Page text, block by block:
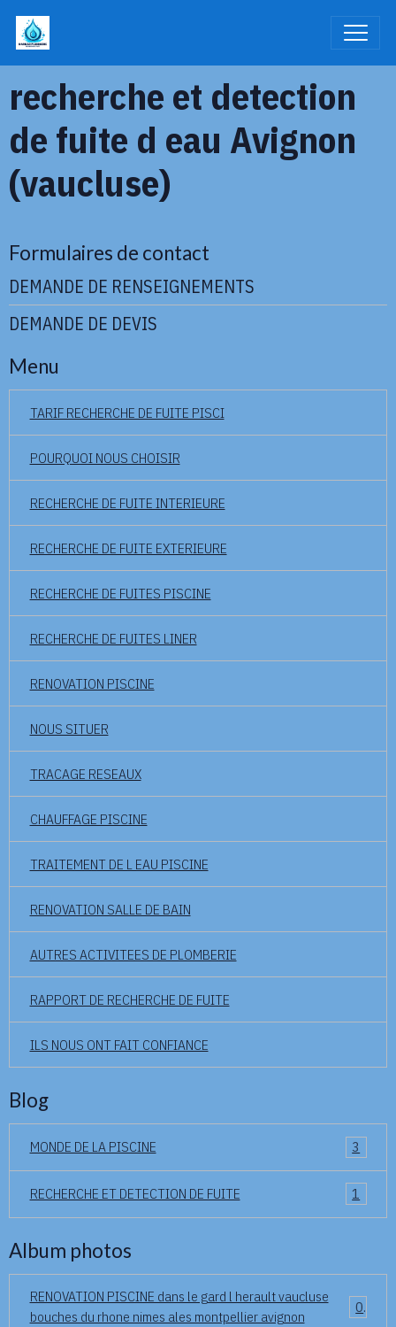
recherche et detection
de fuite d eau Avignon
(vaucluse)
Formulaires de contact
DEMANDE DE RENSEIGNEMENTS
DEMANDE DE DEVIS
Menu
TARIF RECHERCHE DE FUITE PISCI
POURQUOI NOUS CHOISIR
RECHERCHE DE FUITE INTERIEURE
RECHERCHE DE FUITE EXTERIEURE
RECHERCHE DE FUITES PISCINE
RECHERCHE DE FUITES LINER
RENOVATION PISCINE
NOUS SITUER
TRACAGE RESEAUX
CHAUFFAGE PISCINE
TRAITEMENT DE L EAU PISCINE
RENOVATION SALLE DE BAIN
AUTRES ACTIVITEES DE PLOMBERIE
RAPPORT DE RECHERCHE DE FUITE
ILS NOUS ONT FAIT CONFIANCE
Blog
MONDE DE LA PISCINE 3
RECHERCHE ET DETECTION DE FUITE 1
Album photos
RENOVATION PISCINE dans le gard l herault vaucluse
bouches du rhone nimes ales montpellier avignon
0